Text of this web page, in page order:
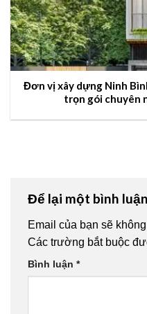
Đơn vị xây dựng Ninh
trọn gói chuyên
Để lại một bình luận
Email của bạn sẽ
Các trường bắt buộc
Bình luận *